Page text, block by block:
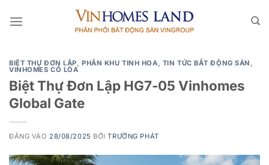
qua
BIỆT THỰ ĐƠN LẬP,PHÂN KHU TINH HOA, TIN TỨC BẤT ĐỘNG SẢN ,
VINHOMES CỔ LOA
Biệt Thự Đơn Lập HG7-05 Vinhomes
Global Gate
ĐĂNG VÀO 28/08/2025 BỞITRƯỜNG PHÁT